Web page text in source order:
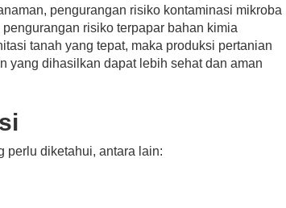
pengurangan risiko kontaminasi mikroba
risiko terpapar bahan kimia
tanah yang tepat, maka produksi pertanian
yang dihasilkan dapat lebih sehat dan aman
perlu diketahui, antara lain: